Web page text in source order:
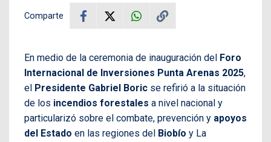
Comparte
En medio de la ceremonia de inauguración del Foro
Internacional de Inversiones Punta Arenas 2025,
el Presidente Gabriel Boric se refirió a la situación
de los incendios forestales a nivel nacional y
particularizó sobre el combate, prevención y apoyos
del Estado en las regiones del Biobío y La